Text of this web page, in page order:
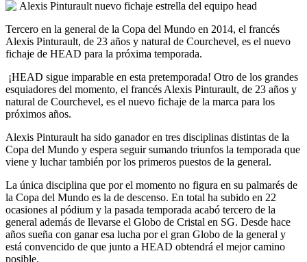
Tercero en la general de la Copa del Mundo en 2014, el francés
Alexis Pinturault, de 23 años y natural de Courchevel, es el nuevo
fichaje de HEAD para la próxima temporada.
¡HEAD sigue imparable en esta pretemporada! Otro de los grandes
esquiadores del momento, el francés Alexis Pinturault, de 23 años y
natural de Courchevel, es el nuevo fichaje de la marca para los
próximos años.
Alexis Pinturault ha sido ganador en tres disciplinas distintas de la
Copa del Mundo y espera seguir sumando triunfos la temporada que
viene y luchar también por los primeros puestos de la general.
La única disciplina que por el momento no figura en su palmarés de
la Copa del Mundo es la de descenso. En total ha subido en 22
ocasiones al pódium y la pasada temporada acabó tercero de la
general además de llevarse el Globo de Cristal en SG. Desde hace
años sueña con ganar esa lucha por el gran Globo de la general y
está convencido de que junto a HEAD obtendrá el mejor camino
posible.